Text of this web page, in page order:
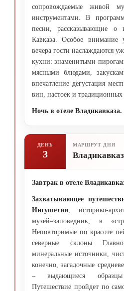
сопровождаемые живой
инструментами. В
песни, рассказывающие о
Кавказа. Особое внимание
вечера гости наслаждаются
кухни: знаменитыми
мясными блюдами,
впечатление дегустация
вин, настоек и традиционных
Ночь в отеле Владикавказа.
ДЕНЬ
3
МАРШРУТ ДНЯ
Владикавказ
Завтрак в отеле
Захватывающее
Ингушетии , историко-
музей–заповедник, в
Неповторимые по красоте
северные склоны
минеральные источники,
конечно, загадочные
– выдающиеся образцы
Путешествие пройдет по